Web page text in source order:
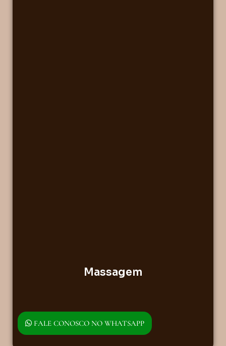
Massagem
FALE CONOSCO NO WHATSAPP